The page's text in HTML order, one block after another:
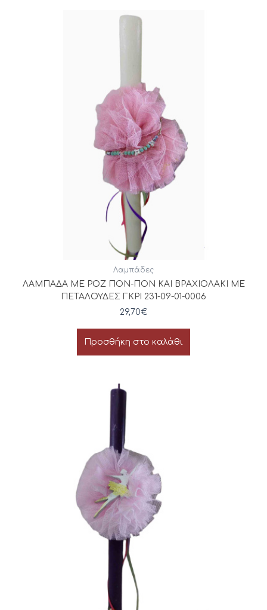
Λαμπάδες
ΛΑΜΠΑΔΑ ΜΕ ΡΟΖ ΠΟΝ-ΠΟΝ ΚΑΙ ΒΡΑΧΙΟΛΑΚΙ ΜΕ
ΠΕΤΑΛΟΥΔΕΣ ΓΚΡΙ 231-09-01-0006
29,70€
Προσθήκη στο καλάθι